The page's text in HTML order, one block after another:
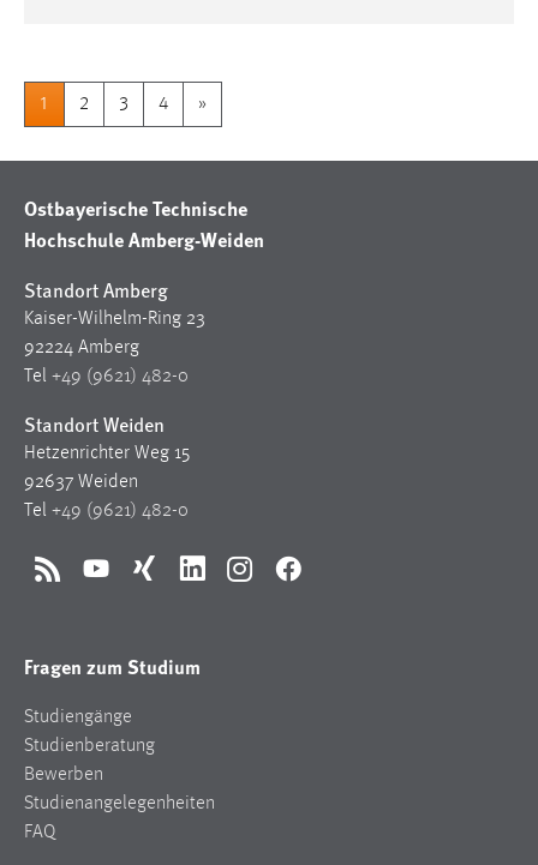
1 2 3 4 »
Ostbayerische Technische
Hochschule Amberg-Weiden
Standort Amberg
Kaiser-Wilhelm-Ring 23
92224 Amberg
Tel +49 (9621) 482-0
Standort Weiden
Hetzenrichter Weg 15
92637 Weiden
Tel +49 (9621) 482-0
RSS YouTubeXing LinkedInInstagramFacebook
Fragen zum Studium
Studiengänge
Studienberatung
Bewerben
Studienangelegenheiten
FAQ